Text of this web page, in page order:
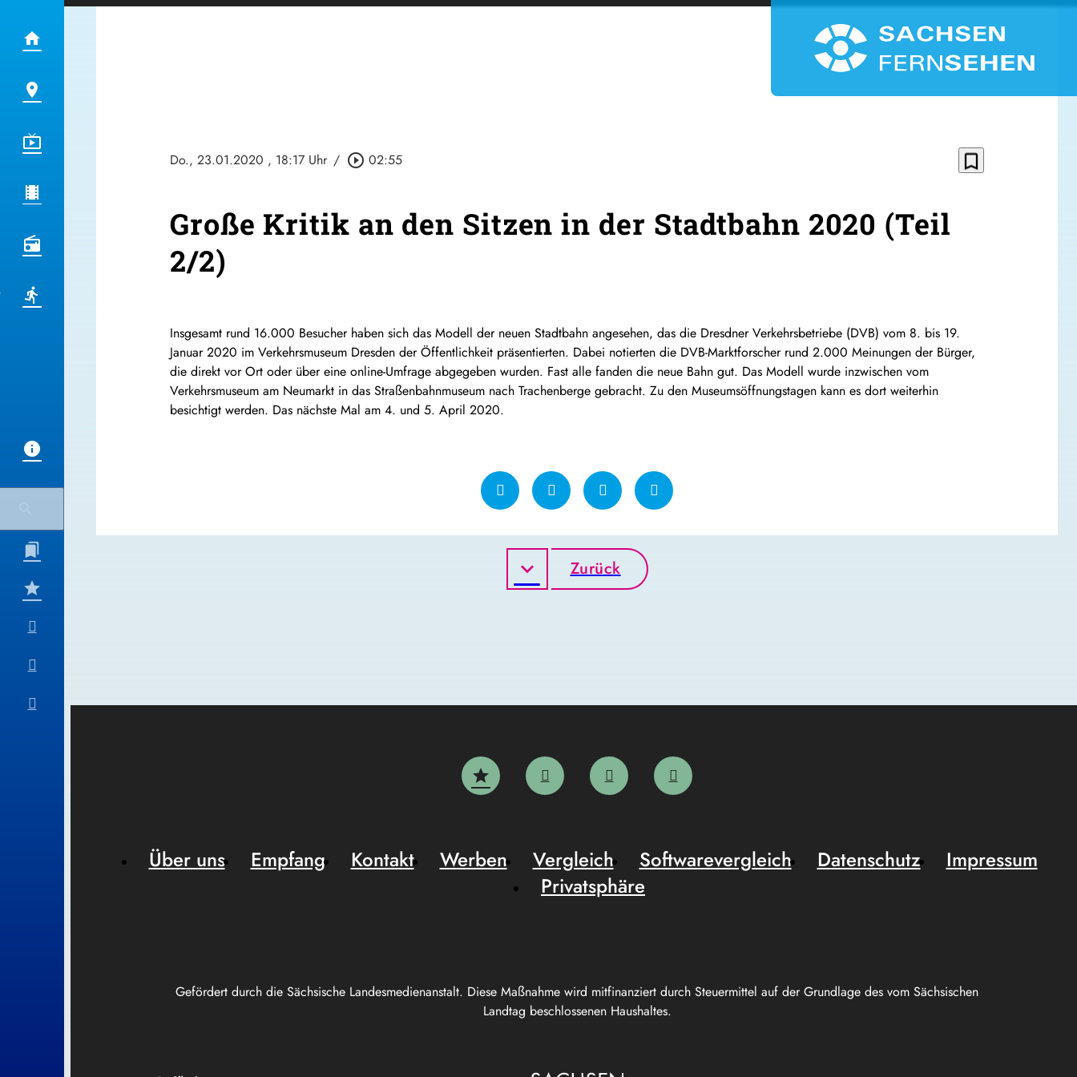
Do., 23.01.2020 , 18:17 Uhr / play_circle_outline 02:55 bookmark_border
Große Kritik an den Sitzen in der Stadtbahn 2020 (Teil
2/2)
Insgesamt rund 16.000 Besucher haben sich das Modell der neuen Stadtbahn angesehen, das die Dresdner Verkehrsbetriebe (DVB) vom 8. bis 19.
Januar 2020 im Verkehrsmuseum Dresden der Öffentlichkeit präsentierten. Dabei notierten die DVB-Marktforscher rund 2.000 Meinungen der Bürger,
die direkt vor Ort oder über eine online-Umfrage abgegeben wurden. Fast alle fanden die neue Bahn gut. Das Modell wurde inzwischen vom
Verkehrsmuseum am Neumarkt in das Straßenbahnmuseum nach Trachenberge gebracht. Zu den Museumsöffnungstagen kann es dort weiterhin
besichtigt werden. Das nächste Mal am 4. und 5. April 2020.
Zurück
Gefördert durch die Sächsische Landesmedienanstalt. Diese Maßnahme wird mitfinanziert durch Steuermittel auf der Grundlage des vom Sächsischen
Landtag beschlossenen Haushaltes.
Über uns Empfang Kontakt Werben Vergleich Softwarevergleich Datenschutz
Impressum
Privatsphäre